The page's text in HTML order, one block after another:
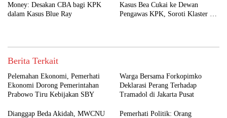
Money: Desakan CBA bagi KPK
dalam Kasus Blue Ray
Kasus Bea Cukai ke Dewan
Pengawas KPK, Soroti Klaster 20
Berita Terkait
Pelemahan Ekonomi, Pemerhati
Ekonomi Dorong Pemerintahan
Prabowo Tiru Kebijakan SBY
Warga Bersama Forkopimko
Deklarasi Perang Terhadap
Tramadol di Jakarta Pusat
Dianggap Beda Akidah, MWCNU
Pemerhati Politik: Orang